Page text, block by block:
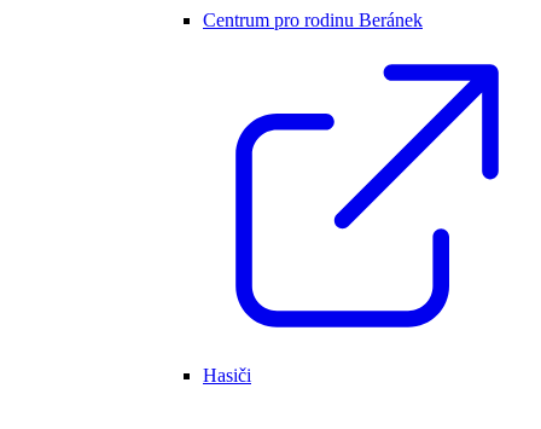
Centrum pro rodinu Beránek
Hasiči